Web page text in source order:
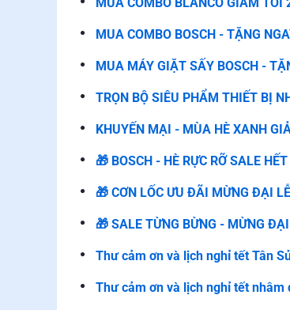
MUA COMBO BOSCH - TẶNG
MUA MÁY GIẶT SẤY BOSCH -
TRỌN BỘ SIÊU PHẨM THIẾT BỊ
KHUYẾN MẠI - MÙA HÈ XANH
🎁 BOSCH - HÈ RỰC RỠ SALE HẾT
🎁 CƠN LỐC ƯU ĐÃI MỪNG ĐẠI
🎁 SALE TỪNG BỪNG - MỪNG
Thư cảm ơn và lịch nghỉ tết Tân
Thư cảm ơn và lịch nghỉ tết nhâm